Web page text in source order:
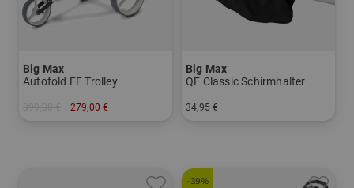
Big Max
Autofold FF Trolley
279,00 €
Big Max
QF Classic Schirmhalter
34,95 €
-39%